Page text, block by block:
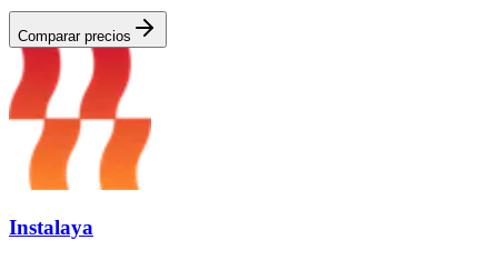
Comparar precios
Instalaya